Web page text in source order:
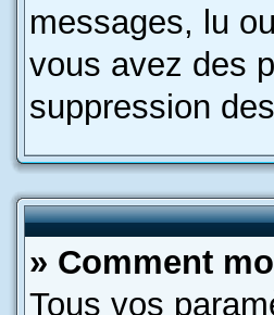
messages, lu
vous avez des
suppression
» Comment
Tous vos